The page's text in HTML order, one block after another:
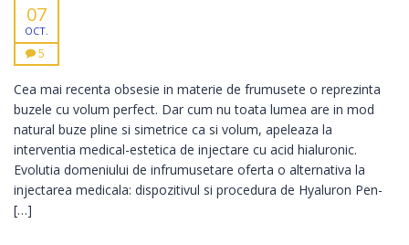
07
OCT.
5
Cea mai recenta obsesie in materie de frumusete o reprezinta
buzele cu volum perfect. Dar cum nu toata lumea are in mod
natural buze pline si simetrice ca si volum, apeleaza la
interventia medical-estetica de injectare cu acid hialuronic.
Evolutia domeniului de infrumusetare oferta o alternativa la
injectarea medicala: dispozitivul si procedura de Hyaluron Pen-
[…]